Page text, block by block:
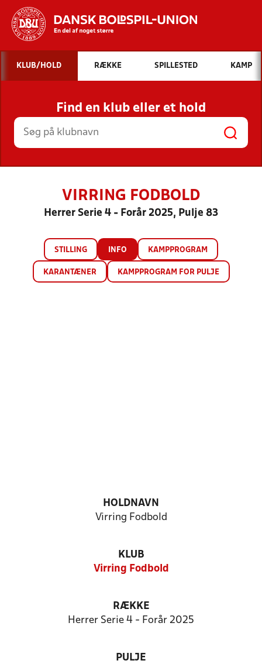
Hvad vil du søge efter?
INDHOLD OG NYHEDER
STILLINGER, RESULTATER, KLUBBER OG
HOLD
KLUB/HOLD RÆKKE SPILLESTED KAMP
Find en klub eller et hold
VIRRING FODBOLD
Herrer Serie 4 - Forår 2025, Pulje 83
STILLING INFO KAMPPROGRAM
KARANTÆNER KAMPPROGRAM FOR PULJE
HOLDNAVN
Virring Fodbold
KLUB
Virring Fodbold
RÆKKE
Herrer Serie 4 - Forår 2025
PULJE